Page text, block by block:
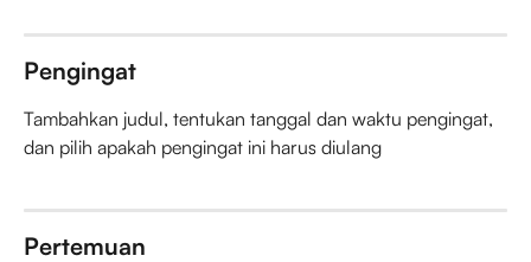
Pengingat
Tambahkan judul, tentukan tanggal dan waktu pengingat,
dan pilih apakah pengingat ini harus diulang
Pertemuan